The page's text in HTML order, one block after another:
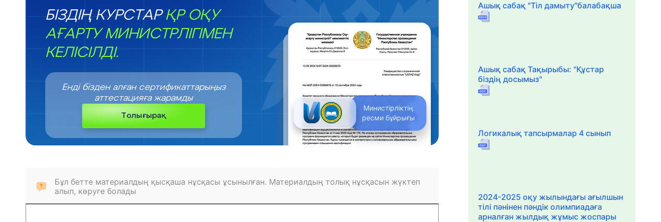
БІЗДІҢ КУРСТАР ҚР ОҚУ
АҒАРТУ МИНИСТРЛІГІМЕН
КЕЛІСІЛДІ.
Министірліктің
ресми бұйрығы
Енді бізден алған сертификаттарыңыз
аттестацияға жарамды
Толығырақ
Бұл бетте материалдың қысқаша нұсқасы ұсынылған. Материалдың толық нұсқасын жүктеп
алып, көруге болады
Ашық сабақ "Тіл дамыту"балабақша
Ашық сабақ Тақырыбы: "Құстар
біздің досымыз"
Логикалық тапсырмалар 4 сынып
2024-2025 оқу жылындағы ағылшын
тілі пәнінен пәндік олимпиадаға
арналған жылдық жұмыс жоспары